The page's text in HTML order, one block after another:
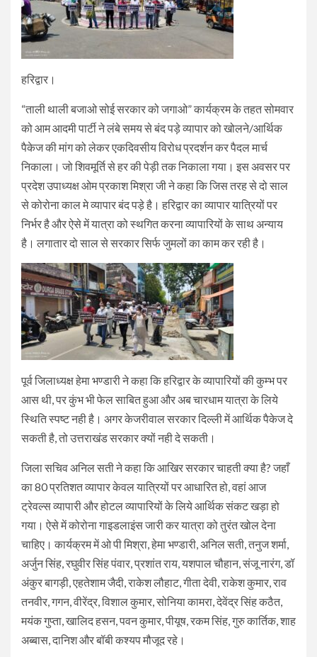
हरिद्वार।
“ताली थाली बजाओ सोई सरकार को जगाओ” कार्यक्रम के तहत सोमवार
को आम आदमी पार्टी ने लंबे समय से बंद पड़े व्यापार को खोलने/आर्थिक
पैकेज की मांग को लेकर एकदिवसीय विरोध प्रदर्शन कर पैदल मार्च
निकाला। जो शिवमूर्ति से हर की पेड़ी तक निकाला गया। इस अवसर पर
प्रदेश उपाध्यक्ष ओम प्रकाश मिश्रा जी ने कहा कि जिस तरह से दो साल
से कोरोना काल मे व्यापार बंद पड़े है। हरिद्वार का व्यापार यात्रियों पर
निर्भर है और ऐसे में यात्रा को स्थगित करना व्यापारियों के साथ अन्याय
है। लगातार दो साल से सरकार सिर्फ जुमलों का काम कर रही है।
पूर्व जिलाध्यक्ष हेमा भण्डारी ने कहा कि हरिद्वार के व्यापारियों की कुम्भ पर
आस थी, पर कुंभ भी फेल साबित हुआ और अब चारधाम यात्रा के लिये
स्थिति स्पष्ट नही है। अगर केजरीवाल सरकार दिल्ली में आर्थिक पैकेज दे
सकती है, तो उत्तराखंड सरकार क्यों नही दे सकती।
जिला सचिव अनिल सती ने कहा कि आखिर सरकार चाहती क्या है? जहाँ
का 80 प्रतिशत व्यापार केवल यात्रियों पर आधारित हो, वहां आज
ट्रेवल्स व्यापारी और होटल व्यापारियों के लिये आर्थिक संकट खड़ा हो
गया। ऐसे में कोरोना गाइडलाइंस जारी कर यात्रा को तुरंत खोल देना
चाहिए। कार्यक्रम में ओ पी मिश्रा, हेमा भण्डारी, अनिल सती, तनुज शर्मा,
अर्जुन सिंह, रघुवीर सिंह पंवार, प्रशांत राय, यशपाल चौहान, संजू नारंग, डॉ
अंकुर बागड़ी, एहतेशाम जैदी, राकेश लौहाट, गीता देवी, राकेश कुमार, राव
तनवीर, गगन, वीरेंद्र, विशाल कुमार, सोनिया कामरा, देवेंद्र सिंह कठैत,
मयंक गुप्ता, खालिद हसन, पवन कुमार, पीयूष, रकम सिंह, गुरु कार्तिक, शाह
अब्बास, दानिश और बॉबी कश्यप मौजूद रहे।